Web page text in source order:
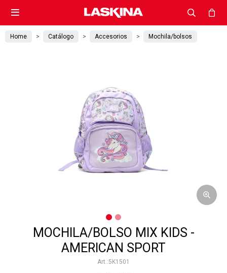

Home Catálogo Accesorios Mochila/bolsos
MOCHILA/BOLSO MIX KIDS -
AMERICAN SPORT
5K1501